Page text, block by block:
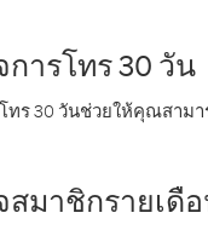
ารโทร 30 วัน
ทร 30 วันช่วยให้คุณสาม
สมาชิกรายเดื